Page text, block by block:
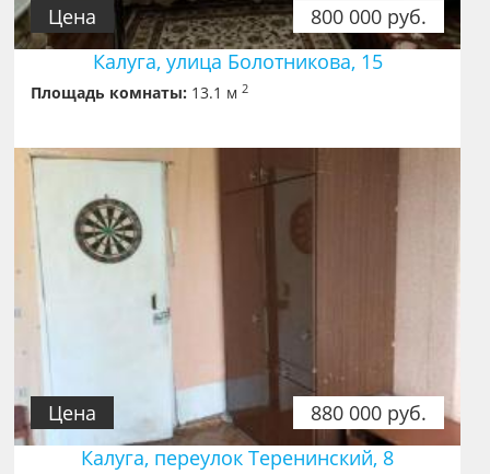
800 000 руб.
Цена
Калуга, улица Болотникова, 15
Площадь комнаты: 13.1 м2
880 000 руб.
Цена
Калуга, переулок Теренинский, 8